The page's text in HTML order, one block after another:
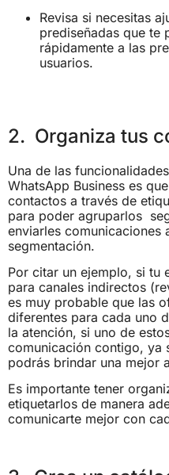
Revisa si necesitas
prediseñadas que te
rápidamente a las
usuarios.
2. Organiza tus
Una de las
WhatsApp Business es
contactos a través de
para poder agruparlos
enviarles comunicaciones
segmentación.
Por citar un ejemplo, si tu
para canales indirectos
es muy probable que las
diferentes para cada uno
la atención, si uno de
comunicación contigo, ya
podrás brindar una mejor
Es importante tener
etiquetarlos de manera
comunicarte mejor con